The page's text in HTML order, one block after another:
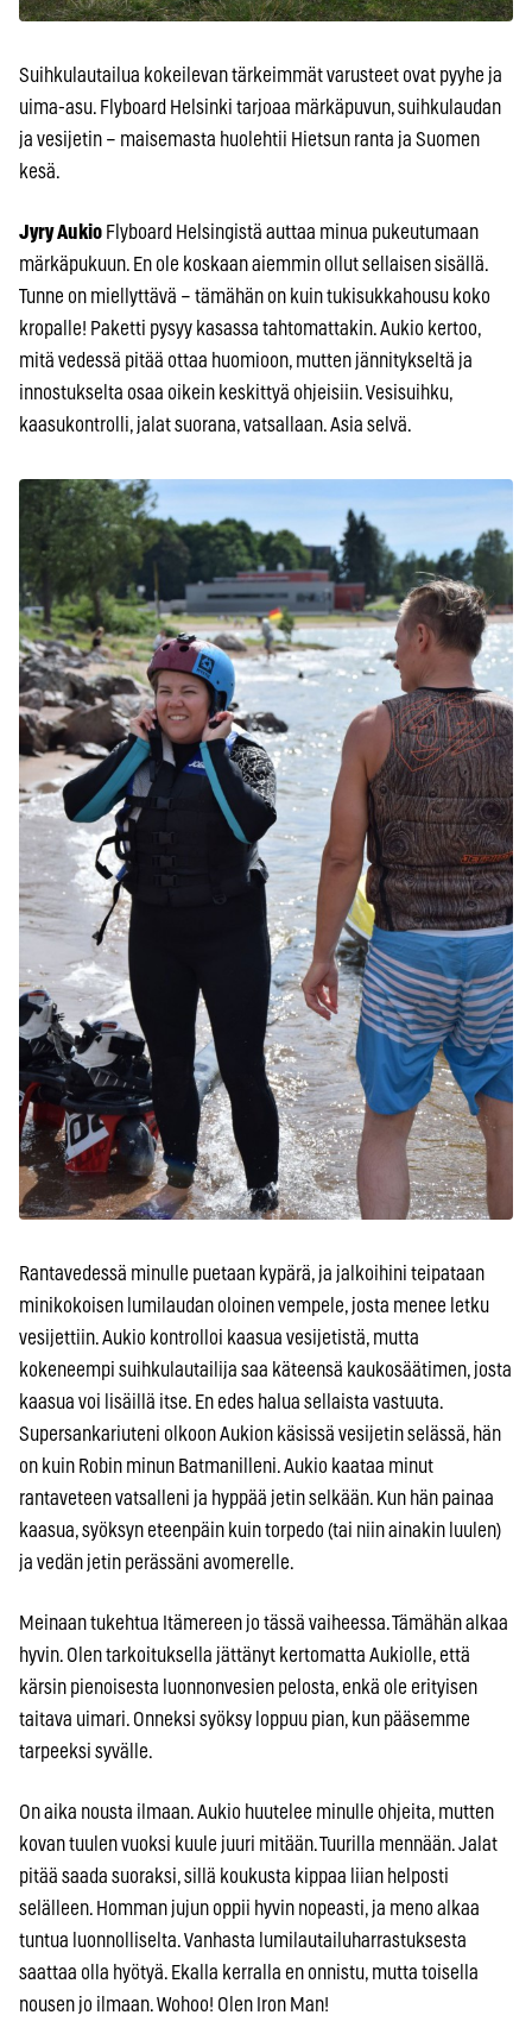
Suihkulautailua kokeilevan tärkeimmät varusteet ovat pyyhe ja
uima-asu. Flyboard Helsinki tarjoaa märkäpuvun, suihkulaudan
ja vesijetin – maisemasta huolehtii Hietsun ranta ja Suomen
kesä.
Jyry Aukio Flyboard Helsingistä auttaa minua pukeutumaan
märkäpukuun. En ole koskaan aiemmin ollut sellaisen sisällä.
Tunne on miellyttävä – tämähän on kuin tukisukkahousu koko
kropalle! Paketti pysyy kasassa tahtomattakin. Aukio kertoo,
mitä vedessä pitää ottaa huomioon, mutten jännitykseltä ja
innostukselta osaa oikein keskittyä ohjeisiin. Vesisuihku,
kaasukontrolli, jalat suorana, vatsallaan. Asia selvä.
Rantavedessä minulle puetaan kypärä, ja jalkoihini teipataan
minikokoisen lumilaudan oloinen vempele, josta menee letku
vesijettiin. Aukio kontrolloi kaasua vesijetistä, mutta
kokeneempi suihkulautailija saa käteensä kaukosäätimen, josta
kaasua voi lisäillä itse. En edes halua sellaista vastuuta.
Supersankariuteni olkoon Aukion käsissä vesijetin selässä, hän
on kuin Robin minun Batmanilleni. Aukio kaataa minut
rantaveteen vatsalleni ja hyppää jetin selkään. Kun hän painaa
kaasua, syöksyn eteenpäin kuin torpedo (tai niin ainakin luulen)
ja vedän jetin perässäni avomerelle.
Meinaan tukehtua Itämereen jo tässä vaiheessa. Tämähän alkaa
hyvin. Olen tarkoituksella jättänyt kertomatta Aukiolle, että
kärsin pienoisesta luonnonvesien pelosta, enkä ole erityisen
taitava uimari. Onneksi syöksy loppuu pian, kun pääsemme
tarpeeksi syvälle.
On aika nousta ilmaan. Aukio huutelee minulle ohjeita, mutten
kovan tuulen vuoksi kuule juuri mitään. Tuurilla mennään. Jalat
pitää saada suoraksi, sillä koukusta kippaa liian helposti
selälleen. Homman jujun oppii hyvin nopeasti, ja meno alkaa
tuntua luonnolliselta. Vanhasta lumilautailuharrastuksesta
saattaa olla hyötyä. Ekalla kerralla en onnistu, mutta toisella
nousen jo ilmaan. Wohoo! Olen Iron Man!